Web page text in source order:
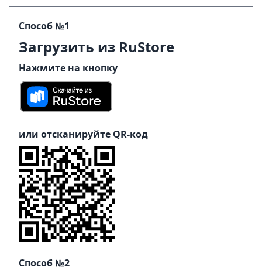
Способ №1
Загрузить из RuStore
Нажмите на кнопку
или отсканируйте QR-код
Способ №2